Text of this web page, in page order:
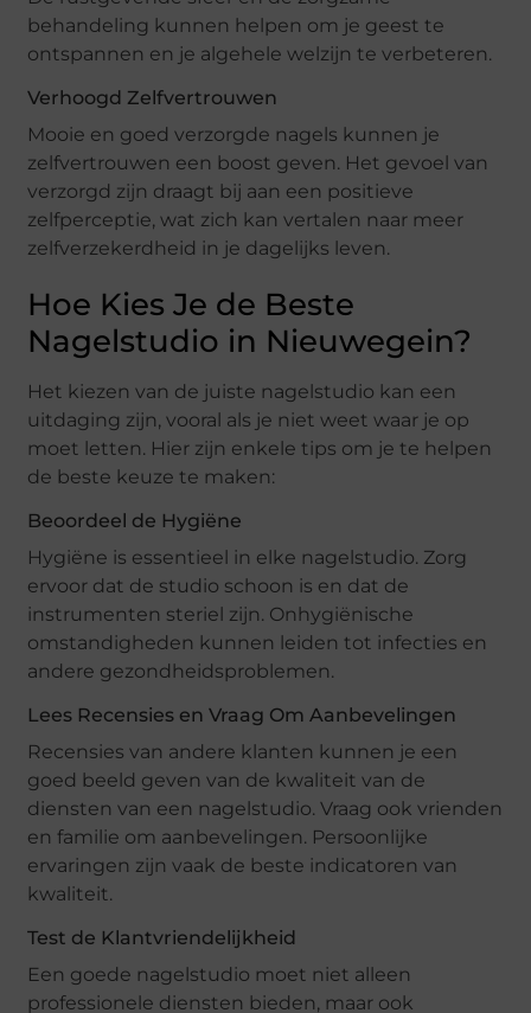
behandeling kunnen helpen om je geest te
ontspannen en je algehele welzijn te verbeteren.
Verhoogd Zelfvertrouwen
Mooie en goed verzorgde nagels kunnen je
zelfvertrouwen een boost geven. Het gevoel van
verzorgd zijn draagt bij aan een positieve
zelfperceptie, wat zich kan vertalen naar meer
zelfverzekerdheid in je dagelijks leven.
Hoe Kies Je de Beste
Nagelstudio in Nieuwegein?
Het kiezen van de juiste nagelstudio kan een
uitdaging zijn, vooral als je niet weet waar je op
moet letten. Hier zijn enkele tips om je te helpen
de beste keuze te maken:
Beoordeel de Hygiëne
Hygiëne is essentieel in elke nagelstudio. Zorg
ervoor dat de studio schoon is en dat de
instrumenten steriel zijn. Onhygiënische
omstandigheden kunnen leiden tot infecties en
andere gezondheidsproblemen.
Lees Recensies en Vraag Om Aanbevelingen
Recensies van andere klanten kunnen je een
goed beeld geven van de kwaliteit van de
diensten van een nagelstudio. Vraag ook vrienden
en familie om aanbevelingen. Persoonlijke
ervaringen zijn vaak de beste indicatoren van
kwaliteit.
Test de Klantvriendelijkheid
Een goede nagelstudio moet niet alleen
professionele diensten bieden, maar ook